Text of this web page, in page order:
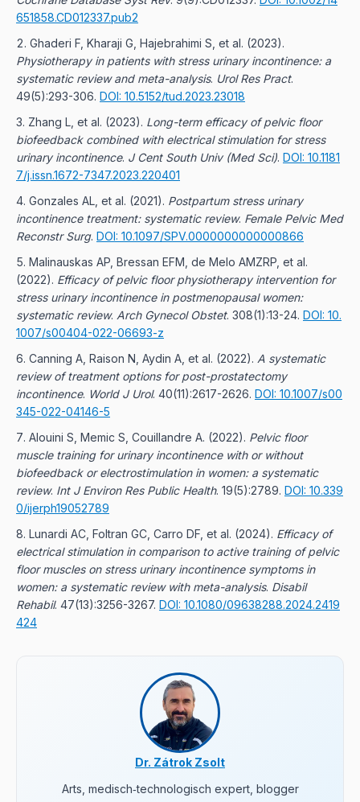
651858.CD012337.pub2
Ghaderi F, Kharaji G, Hajebrahimi S, et al. (2023).
Physiotherapy in patients with stress urinary incontinence: a
systematic review and meta-analysis. Urol Res Pract.
49(5):293-306. DOI: 10.5152/tud.2023.23018
Zhang L, et al. (2023). Long-term efficacy of pelvic floor
biofeedback combined with electrical stimulation for stress
urinary incontinence. J Cent South Univ (Med Sci). DOI: 10.1181
7/j.issn.1672-7347.2023.220401
Gonzales AL, et al. (2021). Postpartum stress urinary
incontinence treatment: systematic review. Female Pelvic Med
Reconstr Surg. DOI: 10.1097/SPV.0000000000000866
Malinauskas AP, Bressan EFM, de Melo AMZRP, et al.
(2022). Efficacy of pelvic floor physiotherapy intervention for
stress urinary incontinence in postmenopausal women:
systematic review. Arch Gynecol Obstet. 308(1):13-24. DOI: 10.
1007/s00404-022-06693-z
Canning A, Raison N, Aydin A, et al. (2022). A systematic
review of treatment options for post-prostatectomy
incontinence. World J Urol. 40(11):2617-2626. DOI: 10.1007/s00
345-022-04146-5
Alouini S, Memic S, Couillandre A. (2022). Pelvic floor
muscle training for urinary incontinence with or without
biofeedback or electrostimulation in women: a systematic
review. Int J Environ Res Public Health. 19(5):2789. DOI: 10.339
0/ijerph19052789
Lunardi AC, Foltran GC, Carro DF, et al. (2024). Efficacy of
electrical stimulation in comparison to active training of pelvic
floor muscles on stress urinary incontinence symptoms in
women: a systematic review with meta-analysis. Disabil
Rehabil. 47(13):3256-3267. DOI: 10.1080/09638288.2024.2419
424
Dr. Zátrok Zsolt
Arts, medisch‑technologisch expert, blogger